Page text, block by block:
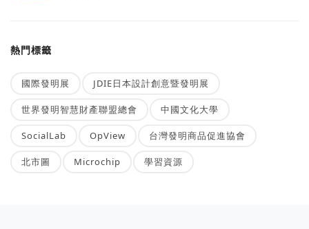
熱門標籤
國際發明展 JDIE日本設計創意暨發明展
世界發明智慧財產聯盟總會 中國文化大學
SocialLab OpView 台灣發明商品促進協會
北市圖 Microchip 學習資源